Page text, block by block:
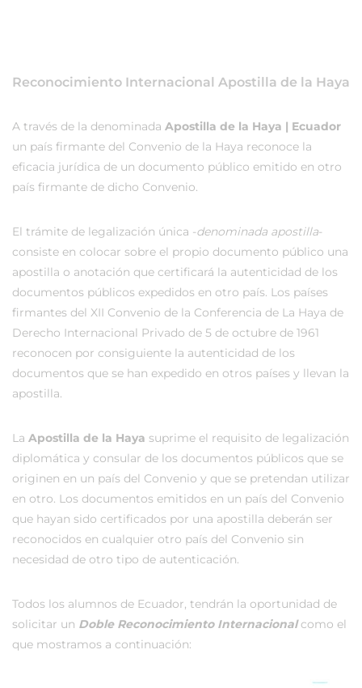
Reconocimiento Internacional Apostilla de la Haya
A través de la denominada Apostilla de la Haya | Ecuador
un país firmante del Convenio de la Haya reconoce la
eficacia jurídica de un documento público emitido en otro
país firmante de dicho Convenio.
El trámite de legalización única -denominada apostilla-
consiste en colocar sobre el propio documento público una
apostilla o anotación que certificará la autenticidad de los
documentos públicos expedidos en otro país. Los países
firmantes del XII Convenio de la Conferencia de La Haya de
Derecho Internacional Privado de 5 de octubre de 1961
reconocen por consiguiente la autenticidad de los
documentos que se han expedido en otros países y llevan la
apostilla.
La Apostilla de la Haya suprime el requisito de legalización
diplomática y consular de los documentos públicos que se
originen en un país del Convenio y que se pretendan utilizar
en otro. Los documentos emitidos en un país del Convenio
que hayan sido certificados por una apostilla deberán ser
reconocidos en cualquier otro país del Convenio sin
necesidad de otro tipo de autenticación.
Todos los alumnos de Ecuador, tendrán la oportunidad de
solicitar un Doble Reconocimiento Internacionalcomo el
que mostramos a continuación: